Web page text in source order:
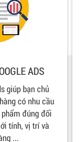
ADS
giúp bạn chủ
có nhu cầu
đúng đối
tính, vị trí và
...